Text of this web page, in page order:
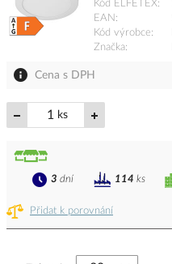
Kód ELFETEX
EAN
Kód výrobce
Značka
Cena s DPH
ks
Přidat k porovnání
3 dní 114 ks